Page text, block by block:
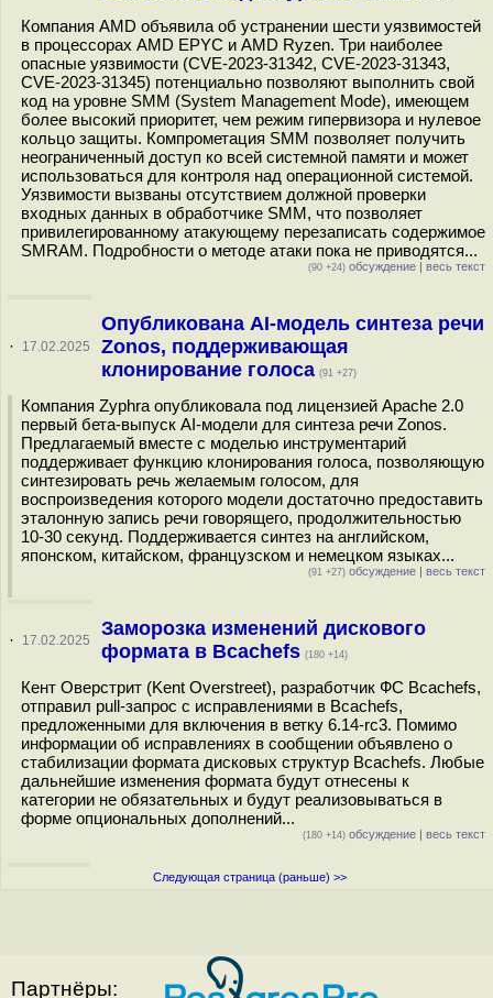
Компания AMD объявила об устранении шести уязвимостей
в процессорах AMD EPYC и AMD Ryzen. Три наиболее
опасные уязвимости (CVE-2023-31342, CVE-2023-31343,
CVE-2023-31345) потенциально позволяют выполнить свой
код на уровне SMM (System Management Mode), имеющем
более высокий приоритет, чем режим гипервизора и нулевое
кольцо защиты. Компрометация SMM позволяет получить
неограниченный доступ ко всей системной памяти и может
использоваться для контроля над операционной системой.
Уязвимости вызваны отсутствием должной проверки
входных данных в обработчике SMM, что позволяет
привилегированному атакующему перезаписать содержимое
SMRAM. Подробности о методе атаки пока не приводятся...
(90 +24) обсуждение | весь текст
· 17.02.2025
Опубликована AI-модель синтеза речи
Zonos, поддерживающая
клонирование голоса (91 +27)
Компания Zyphra опубликовала под лицензией Apache 2.0
первый бета-выпуск AI-модели для синтеза речи Zonos.
Предлагаемый вместе с моделью инструментарий
поддерживает функцию клонирования голоса, позволяющую
синтезировать речь желаемым голосом, для
воспроизведения которого модели достаточно предоставить
эталонную запись речи говорящего, продолжительностью
10-30 секунд. Поддерживается синтез на английском,
японском, китайском, французском и немецком языках...
(91 +27) обсуждение | весь текст
· 17.02.2025
Заморозка изменений дискового
формата в Bcachefs (180 +14)
Кент Оверстрит (Kent Overstreet), разработчик ФС Bcachefs,
отправил pull-запрос с исправлениями в Bcachefs,
предложенными для включения в ветку 6.14-rc3. Помимо
информации об исправлениях в сообщении объявлено о
стабилизации формата дисковых структур Bcachefs. Любые
дальнейшие изменения формата будут отнесены к
категории не обязательных и будут реализовываться в
форме опциональных дополнений...
(180 +14) обсуждение | весь текст
Следующая страница (раньше) >>
Партнёры: